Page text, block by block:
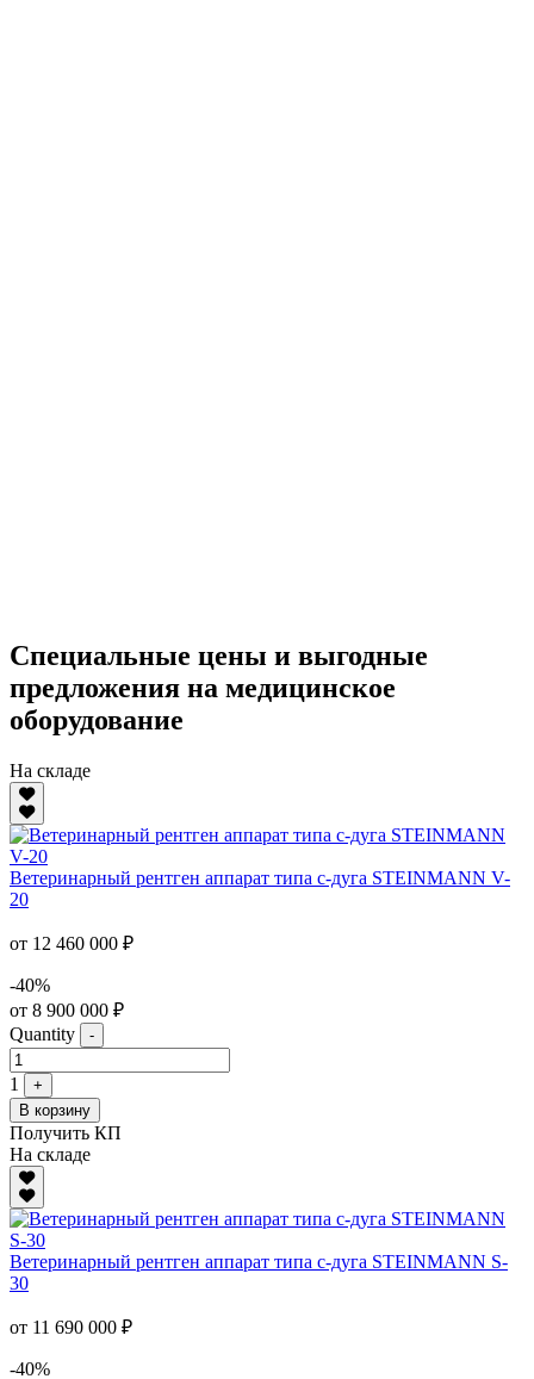
Специальные цены и выгодные
предложения на медицинское
оборудование
На складе
Ветеринарный рентген аппарат типа с-дуга STEINMANN V-
20
от 12 460 000 ₽
-40%
от 8 900 000 ₽
Quantity
-
1
+
В корзину
Получить КП
На складе
Ветеринарный рентген аппарат типа с-дуга STEINMANN S-
30
от 11 690 000 ₽
-40%